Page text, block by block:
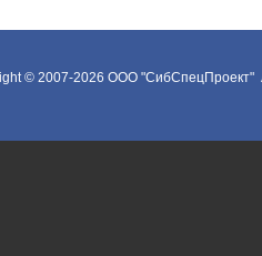
© 2007-2026 ООО "СибСпецПроект"